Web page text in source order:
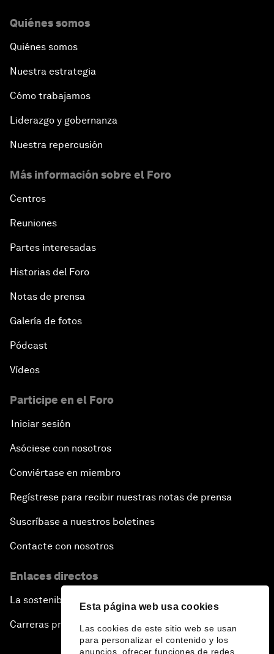
Esta página web usa cookies
Las cookies de este sitio web se usan
para personalizar el contenido y los
anuncios, ofrecer funciones de redes
Quiénes somos
Quiénes somos
Nuestra estrategia
Cómo trabajamos
Liderazgo y gobernanza
Nuestra repercusión
Más información sobre el Foro
Centros
Reuniones
Partes interesadas
Historias del Foro
Notas de prensa
Galería de fotos
Pódcast
Vídeos
Participe en el Foro
Iniciar sesión
Asóciese con nosotros
Conviértase en miembro
Regístrese para recibir nuestras notas de prensa
Suscríbase a nuestros boletines
Contacte con nosotros
Enlaces directos
La sostenibilidad en el Foro
Carreras profesionales